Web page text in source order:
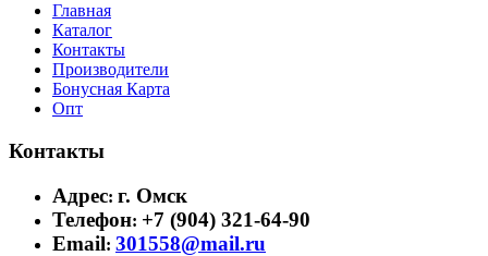
Главная
Каталог
Контакты
Производители
Бонусная Карта
Опт
Контакты
Адрес: г. Омск
Телефон: +7 (904) 321-64-90
Email: 301558@mail.ru